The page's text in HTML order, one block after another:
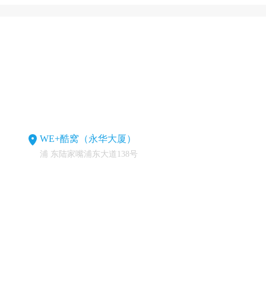
WE+酷窝（永华大厦）
浦 东陆家嘴浦东大道138号